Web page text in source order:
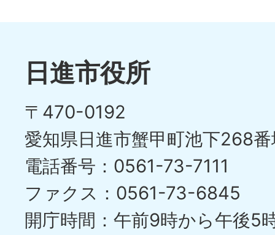
イ
目
の
ス
ラ
イ
ド
日進市役所
〒470-0192
愛知県日進市蟹甲町池下268
電話番号：0561-73-7111
ファクス：0561-73-6845
開庁時間：午前9時から午後5